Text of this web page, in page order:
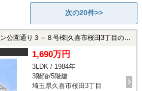
次の20件>>
通り３－８号棟|久喜市桜田3丁目の中古マンション
1,690万円
3LDK / 1984年
3階階/5階建
埼玉県久喜市桜田3丁目